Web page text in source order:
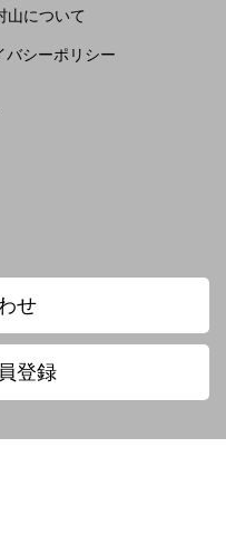
木百年
大谷光演
山について
バシーポリシー
せ
登録